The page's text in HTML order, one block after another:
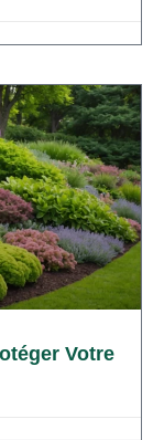
Votre